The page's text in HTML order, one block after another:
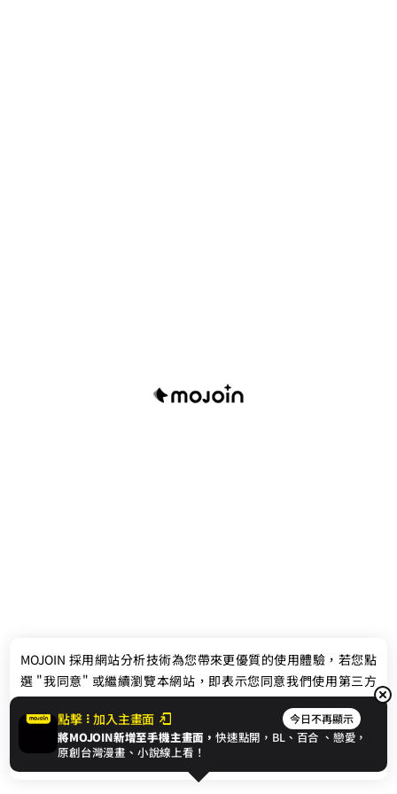
聯絡我們
© 2024 gamania Digital Entertainment Co., Ltd.
點擊 加入主畫面 今日不再顯示
將MOJOIN新增至手機主畫面，快速點開，BL、 百合 、戀愛，
原創台灣漫畫、小說線上看！
MOJOIN 採用網站分析技術為您帶來更優質的使用體驗，若您點
選 "我同意" 或繼續瀏覽本網站，即表示您同意我們使用第三方
Cookie，欲瞭解更多資訊請見隱私權政策。
我同意